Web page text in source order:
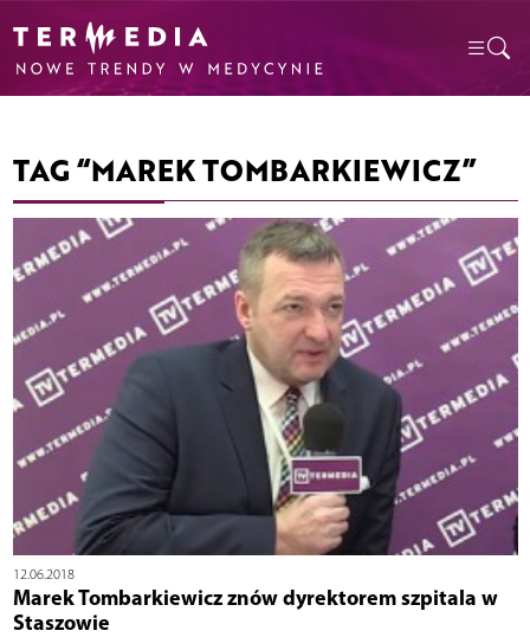
TAG “MAREK TOMBARKIEWICZ”
12.06.2018
Marek Tombarkiewicz znów dyrektorem szpitala w
Staszowie